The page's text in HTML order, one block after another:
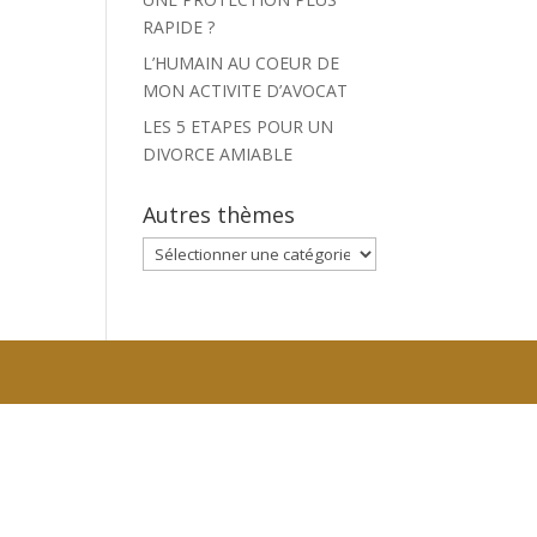
RAPIDE ?
L’HUMAIN AU COEUR DE
MON ACTIVITE D’AVOCAT
LES 5 ETAPES POUR UN
DIVORCE AMIABLE
Autres thèmes
Autres
thèmes